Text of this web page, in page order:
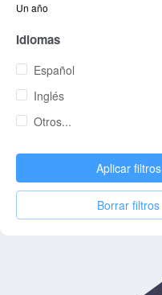
Un año
Idiomas
Español
Inglés
Otros...
Aplicar filtros
Borrar filtros